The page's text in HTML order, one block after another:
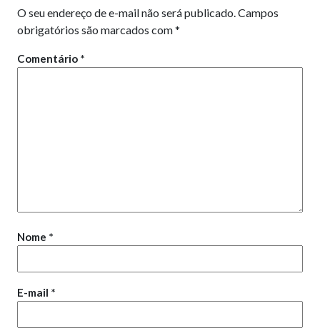
O seu endereço de e-mail não será publicado.Campos
obrigatórios são marcados com*
Comentário *
Nome *
E-mail *